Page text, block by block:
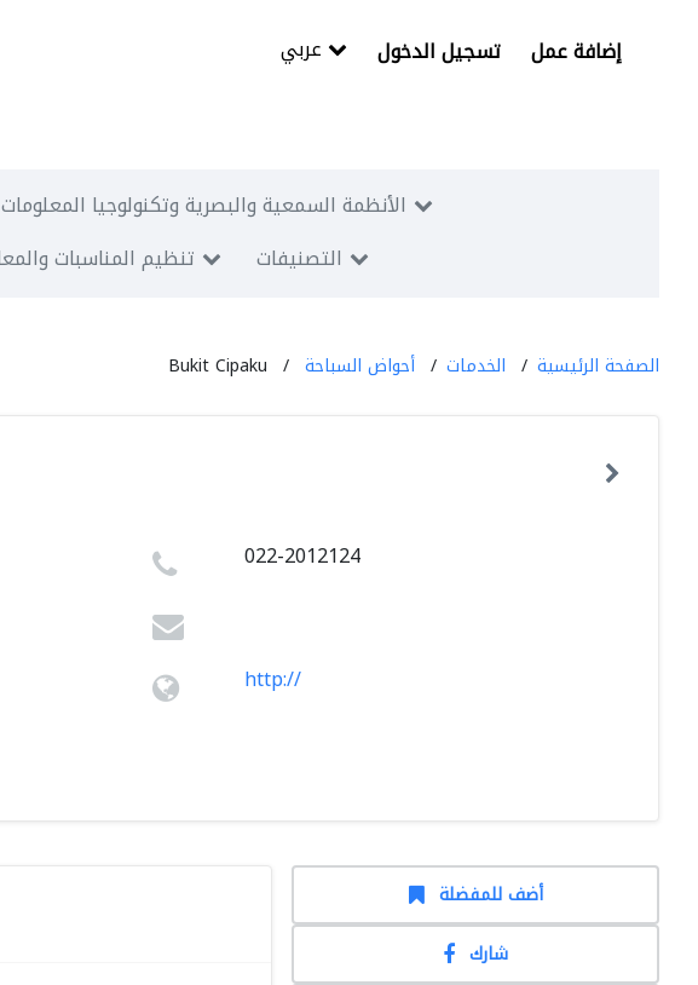
تسجيل الدخول إضافة عمل
الأنظمة السمعية والبصرية وتكنولوجيا المعلومات
تنظيم المناسبات التصنيفات
الصفحة الرئيسية الخدمات أحواض السباحة Bukit Cipaku
022-2012124
http://
أضف للمفضلة
شارك